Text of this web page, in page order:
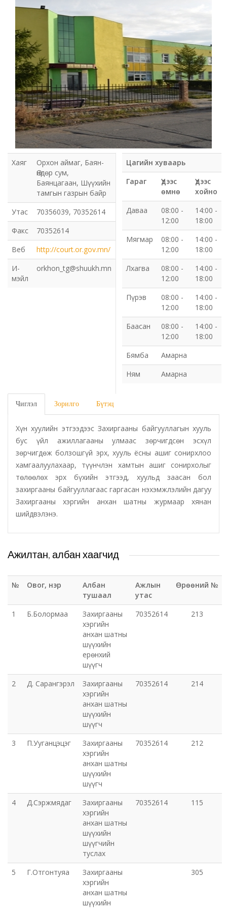
Мэдээлэл шуурхай удирдлагын төв
Нийтийн номын сан
Эрдэнэт Булганы цахилгаан түгээх сүлжээ ТӨХК
Эрдэнэт ус, дулаан түгээх сүлжээ ОНӨХК
Бүсийн оношлогоо эмчилгээний төв
Хот тохижуулах газар
Орхон аймаг Шуудан үйлчилгээний газар
Биеийн тамир, спортын газар
Газрын харилцаа барилга хот байгуулалтын газар
Нийгмийн даатгалын газар
Орон нутгийн Өмчийн газар
Орхон аймаг дахь Гаалийн газар
Орхон аймгийн Байгаль орчны газар
Санхүүгийн хяналт, дотоод аудитын газар
Стандарт, хэмжил зүйн хэлтэс
Статистикийн хэлтэс
Татварын газар
Улсын бүртгэлийн хэлтэс
Ус цаг уур, орчны шинжилгээний төв
Хүүхэд, гэр бүлийн хөгжил, хамгааллын газар
Хөдөлмөр, халамжийн үйлчилгээний газар
Цагдаагийн газар
Шүүх шинжилгээний хэлтэс
Шүүхийн шийдвэр гүйцэтгэх газар-437 дугаар
нээлттэй хорих анги
Эрүүл мэндийн газар
Авто тээврийн төв
Мал эмнэлгийн газар
Хүнс, хөдөө аж ахуйн газар
Баян-Өндөр сумын ЗДТГ
Жаргалант сумын ЗДТГ
Орхон аймгийн Иргэний хэргийн давж заалдах
шатны шүүх
Орхон аймгийн Эрүүгийн хэргийн давж заалдах
Хаяг
Орхон аймаг, Баян-
Өндөр сум,
Баянцагаан, Шүүхийн
тамгын газрын байр
Утас
70356039, 70352614
Факс
70352614
Веб
http://court.or.gov.mn/
И-
мэйл
orkhon_tg@shuukh.mn
Цагийн хуваарь
Гараг
Үдээс
өмнө
Үдээс
хойно
Даваа
08:00 -
12:00
14:00 -
18:00
Мягмар
08:00 -
12:00
14:00 -
18:00
Лхагва
08:00 -
12:00
14:00 -
18:00
Пүрэв
08:00 -
12:00
14:00 -
18:00
Баасан
08:00 -
12:00
14:00 -
18:00
Бямба
Амарна
Ням
Амарна
Чиглэл Зорилго Бүтэц
Хүн хуулийн этгээдээс Захиргааны байгууллагын хууль
бус үйл ажиллагааны улмаас зөрчигдсөн эсхүл
зөрчигдөж болзошгүй эрх, хууль ёсны ашиг сонирхлоо
хамгаалуулахаар, түүнчлэн хамтын ашиг сонирхолыг
төлөөлөх эрх бүхийн этгээд, хуульд заасан бол
захиргааны байгууллагаас гаргасан нэхэмжлэлийн дагуу
Захиргааны хэргийн анхан шатны журмаар хянан
шийдвэлэнэ.
Ажилтан, албан хаагчид
№ Овог, нэр
Албан
тушаал
Ажлын
утас
Өрөөний №
1 Б.Болормаа
Захиргааны
хэргийн
анхан шатны
шүүхийн
ерөнхий
шүүгч
70352614 213
2 Д. Сарангэрэл
Захиргааны
хэргийн
анхан шатны
шүүхийн
шүүгч
70352614 214
3 П.Ууганцэцэг
Захиргааны
хэргийн
анхан шатны
шүүхийн
шүүгч
70352614 212
4 Д.Сэржмядаг
Захиргааны
хэргийн
анхан шатны
шүүхийн
шүүгчийн
туслах
70352614 115
5 Г.Отгонтуяа
Захиргааны
хэргийн
анхан шатны
шүүхийн
305